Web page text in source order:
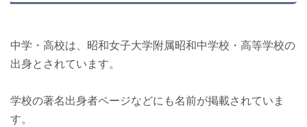
中学・高校は、昭和女子大学附属昭和中学校・高等学校の
出身とされています。
学校の著名出身者ページなどにも名前が掲載されていま
す。